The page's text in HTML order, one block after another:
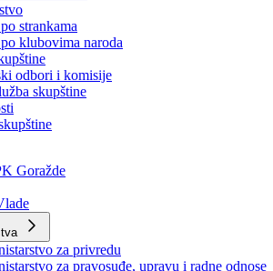
BPK Goražde
strankama
klubovima naroda
odbori i komisije
skupštine
Goražde